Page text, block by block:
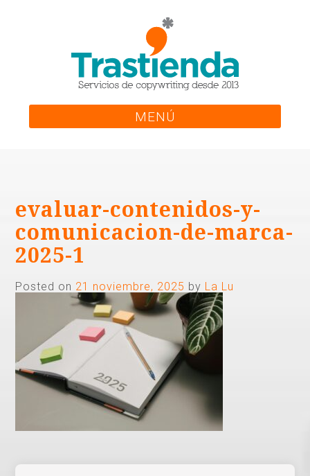
MENÚ
evaluar-contenidos-y-
comunicacion-de-marca-
2025-1
Posted on 21 noviembre, 2025 by La Lu